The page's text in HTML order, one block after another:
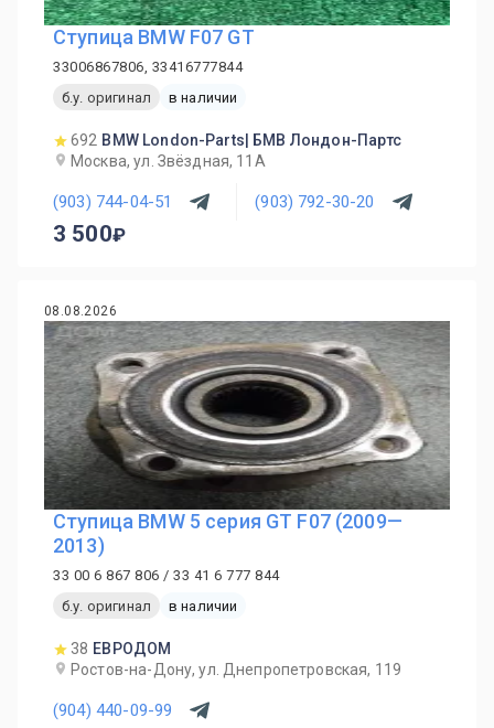
Ступица BMW F07 GT
33006867806, 33416777844
б.у. оригинал
в наличии
692 BMW London-Parts| БМВ Лондон-Партс
Москва, ул. Звёздная, 11А
(903) 744-04-51 (903) 792-30-20
3 500
08.08.2026
Ступица BMW 5 серия GT F07 (2009—
2013)
33 00 6 867 806 / 33 41 6 777 844
б.у. оригинал
в наличии
38 ЕВРОДОМ
Ростов-на-Дону, ул. Днепропетровская, 119
(904) 440-09-99